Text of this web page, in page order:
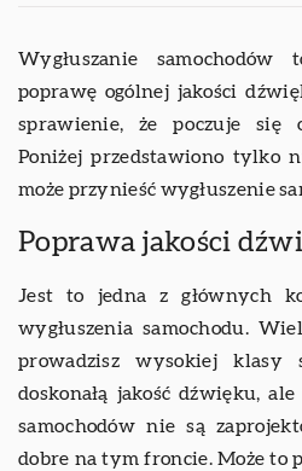
Wygłuszanie
poprawę ogólnej jakości
sprawienie, że poczuje się
Poniżej przedstawiono tylko
może przynieść wygłuszenie
Poprawa jakości
Jest to jedna z głównych
wygłuszenia samochodu.
prowadzisz wysokiej klasy
doskonałą jakość dźwięku,
samochodów nie są
dobre na tym froncie. Może to